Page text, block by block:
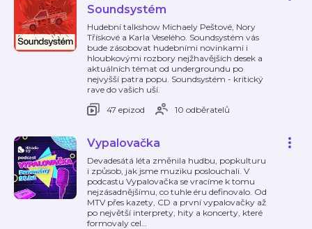
Soundsystém
Hudební talkshow Michaely Peštové, Nory
Třískové a Karla Veselého. Soundsystém vás
bude zásobovat hudebními novinkami i
hloubkovými rozbory nejžhavějších desek a
aktuálních témat od undergroundu po
nejvyšší patra popu. Soundsystém - kritický
rave do vašich uší.
47 epizod
10 odběratelů
Vypalovačka
Devadesátá léta změnila hudbu, popkulturu
i způsob, jak jsme muziku poslouchali. V
podcastu Vypalovačka se vracíme k tomu
nejzásadnějšímu, co tuhle éru definovalo. Od
MTV přes kazety, CD a první vypalovačky až
po největší interprety, hity a koncerty, které
formovaly cel…